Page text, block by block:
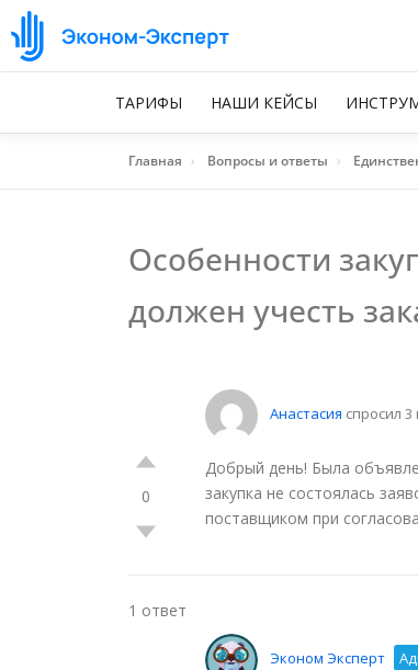
ТАРИФЫ НАШИ КЕЙСЫ
Главная › Вопросы и ответы ›
Особенности
должен учесть
0
Анастасия спросил
Добрый день! Была
закупка не состоялась
поставщиком при
1 ответ
Эконом Эксперт